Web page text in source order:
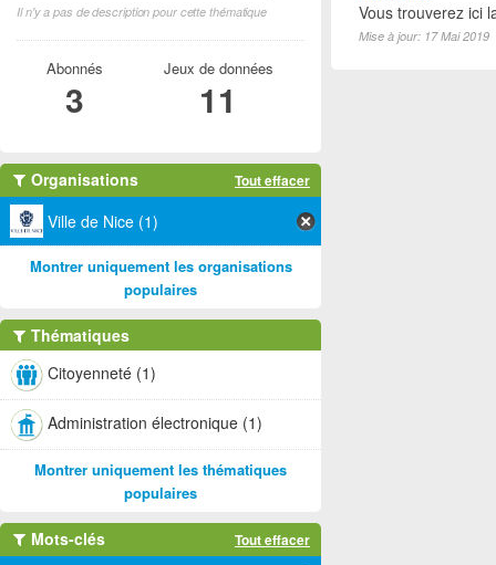
Vous trouverez ici
Mise à jour: 17 Mai 2019
Il n'y a pas de description pour cette thématique
Abonnés
3
Jeux de données
11
Organisations Tout effacer
Ville de Nice (1)
Montrer uniquement les organisations
populaires
Thématiques
Citoyenneté (1)
Administration électronique (1)
Montrer uniquement les thématiques
populaires
Mots-clés Tout effacer